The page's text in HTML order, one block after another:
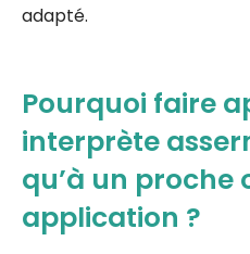
adapté.
Pourquoi faire
interprète
qu’à un proche
application ?